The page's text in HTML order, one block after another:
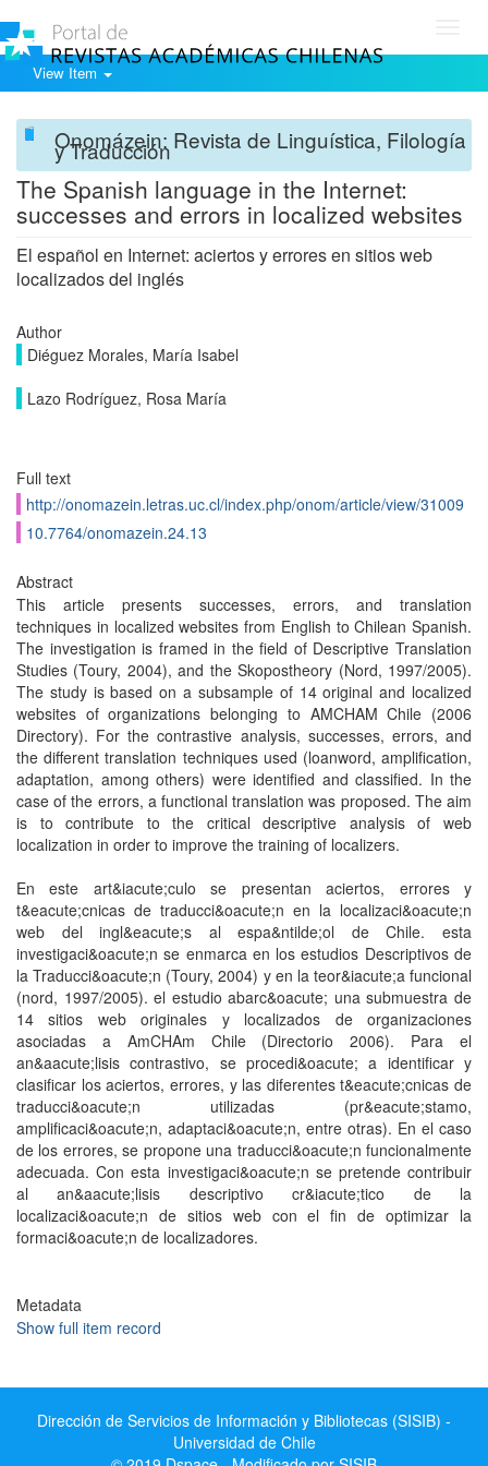
View Item
Onomázein: Revista de Linguística, Filología
y Traducción
The Spanish language in the Internet:
successes and errors in localized websites
El español en Internet: aciertos y errores en sitios web
localizados del inglés
Author
Diéguez Morales, María Isabel
Lazo Rodríguez, Rosa María
Full text
http://onomazein.letras.uc.cl/index.php/onom/article/view/31009
10.7764/onomazein.24.13
Abstract
This article presents successes, errors, and translation
techniques in localized websites from English to Chilean Spanish.
The investigation is framed in the field of Descriptive Translation
Studies (Toury, 2004), and the Skopostheory (Nord, 1997/2005).
The study is based on a subsample of 14 original and localized
websites of organizations belonging to AMCHAM Chile (2006
Directory). For the contrastive analysis, successes, errors, and
the different translation techniques used (loanword, amplification,
adaptation, among others) were identified and classified. In the
case of the errors, a functional translation was proposed. The aim
is to contribute to the critical descriptive analysis of web
localization in order to improve the training of localizers.
En este art&iacute;culo se presentan aciertos, errores y
t&eacute;cnicas de traducci&oacute;n en la localizaci&oacute;n
web del ingl&eacute;s al espa&ntilde;ol de Chile. esta
investigaci&oacute;n se enmarca en los estudios Descriptivos de
la Traducci&oacute;n (Toury, 2004) y en la teor&iacute;a funcional
(nord, 1997/2005). el estudio abarc&oacute; una submuestra de
14 sitios web originales y localizados de organizaciones
asociadas a AmCHAm Chile (Directorio 2006). Para el
an&aacute;lisis contrastivo, se procedi&oacute; a identificar y
clasificar los aciertos, errores, y las diferentes t&eacute;cnicas de
traducci&oacute;n utilizadas (pr&eacute;stamo,
amplificaci&oacute;n, adaptaci&oacute;n, entre otras). En el caso
de los errores, se propone una traducci&oacute;n funcionalmente
adecuada. Con esta investigaci&oacute;n se pretende contribuir
al an&aacute;lisis descriptivo cr&iacute;tico de la
localizaci&oacute;n de sitios web con el fin de optimizar la
formaci&oacute;n de localizadores.
Metadata
Show full item record
Dirección de Servicios de Información y Bibliotecas (SISIB) -
Universidad de Chile